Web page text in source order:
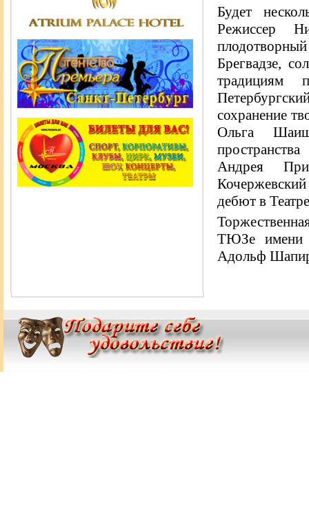
Будет
Режиссер
Брегвадзе,
традициям
сохранение
Ольга
Андрея
дебют в
ТЮЗе имени
Адольф